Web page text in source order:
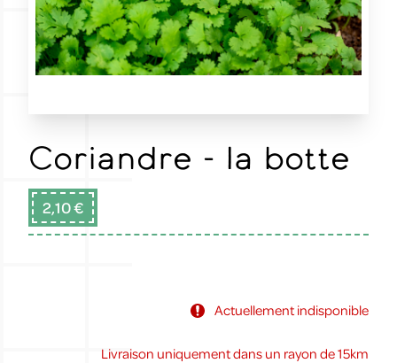
Coriandre - la botte
2,10 €
Actuellement indisponible
Livraison uniquement dans un rayon de 15km